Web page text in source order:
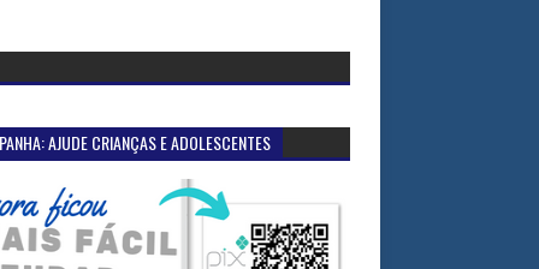
AJUDE CRIANÇAS E ADOLESCENTES